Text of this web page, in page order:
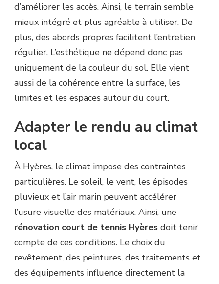
d’améliorer les accès. Ainsi, le terrain semble
mieux intégré et plus agréable à utiliser. De
plus, des abords propres facilitent l’entretien
régulier. L’esthétique ne dépend donc pas
uniquement de la couleur du sol. Elle vient
aussi de la cohérence entre la surface, les
limites et les espaces autour du court.
Adapter le rendu au climat
local
À Hyères, le climat impose des contraintes
particulières. Le soleil, le vent, les épisodes
pluvieux et l’air marin peuvent accélérer
l’usure visuelle des matériaux. Ainsi, une
rénovation court de tennis Hyères doit tenir
compte de ces conditions. Le choix du
revêtement, des peintures, des traitements et
des équipements influence directement la